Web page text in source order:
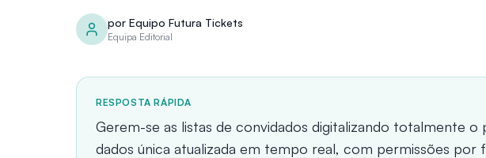
por Equipo Futura Tickets
Equipa Editorial
RESPOSTA RÁPIDA
Gerem-se as listas de convidados digitalizando totalmente o
dados única atualizada em tempo real, com permissões por